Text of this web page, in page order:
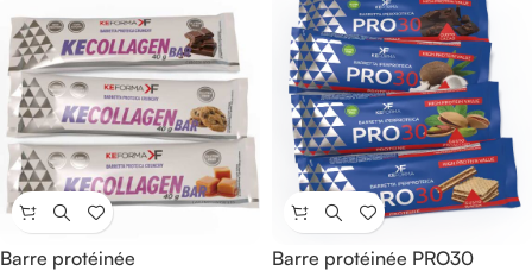
Barre protéinée
Barre protéinée PRO30